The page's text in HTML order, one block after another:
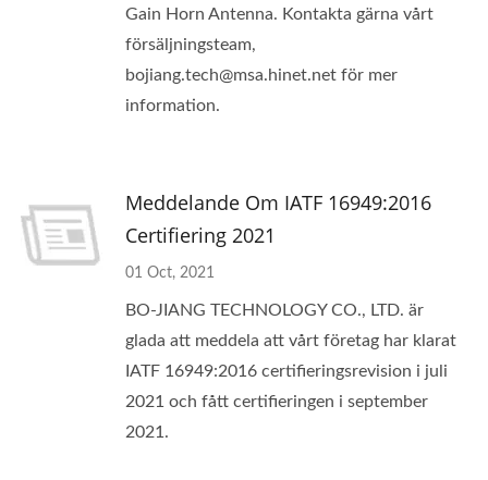
Gain Horn Antenna. Kontakta gärna vårt
försäljningsteam,
bojiang.tech@msa.hinet.net för mer
information.
Meddelande Om IATF 16949:2016
Certifiering 2021
01 Oct, 2021
BO-JIANG TECHNOLOGY CO., LTD. är
glada att meddela att vårt företag har klarat
IATF 16949:2016 certifieringsrevision i juli
2021 och fått certifieringen i september
2021.